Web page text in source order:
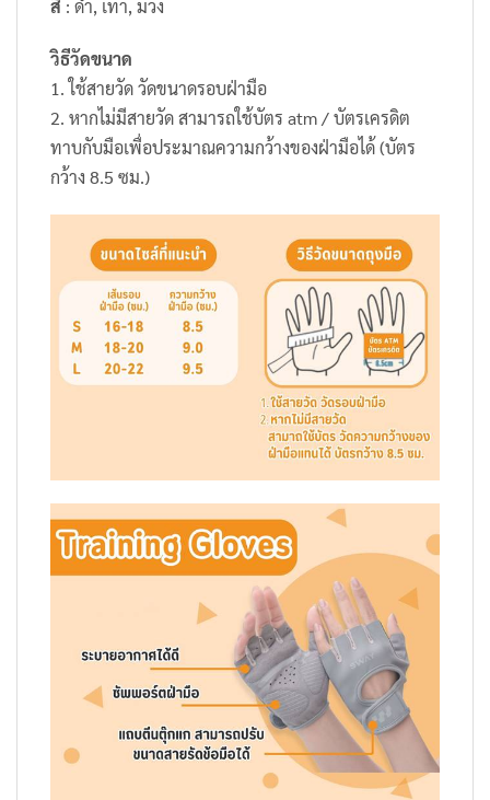
สี : ดำ, เทา, ม่วง
วิธีวัดขนาด
1. ใช้สายวัด วัดขนาดรอบฝ่ามือ
2. หากไม่มีสายวัด สามารถใช้บัตร atm / บัตรเครดิต
ทาบกับมือเพื่อประมาณความกว้างของฝ่ามือได้ (บัตร
กว้าง 8.5 ซม.)